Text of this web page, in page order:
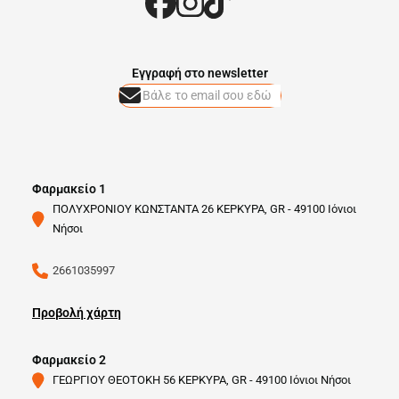
Φαρμακείο 1
ΠΟΛΥΧΡΟΝΙΟΥ ΚΩΝΣΤΑΝΤΑ 26 ΚΕΡΚΥΡΑ, GR - 49100 Ιόνιοι
Νήσοι
2661035997
Προβολή χάρτη
Φαρμακείο 2
ΓΕΩΡΓΙΟΥ ΘΕΟΤΟΚΗ 56 ΚΕΡΚΥΡΑ, GR - 49100 Ιόνιοι Νήσοι
Eγγραφή στο newsletter